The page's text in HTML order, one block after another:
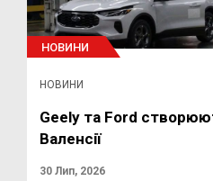
НОВИНИ
НОВИНИ
Geely та Ford
Валенсії
30 Лип, 2026